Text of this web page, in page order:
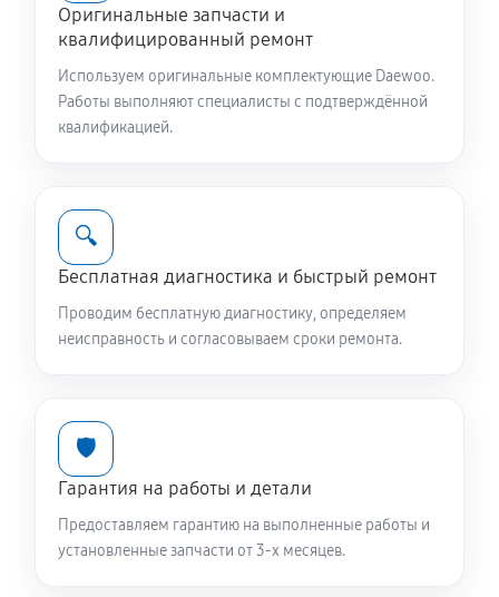
Оригинальные запчасти и
квалифицированный ремонт
Используем оригинальные комплектующие Daewoo.
Работы выполняют специалисты с подтверждённой
квалификацией.
🔍
Бесплатная диагностика и быстрый ремонт
Проводим бесплатную диагностику, определяем
неисправность и согласовываем сроки ремонта.
🛡️
Гарантия на работы и детали
Предоставляем гарантию на выполненные работы и
установленные запчасти от 3-х месяцев.